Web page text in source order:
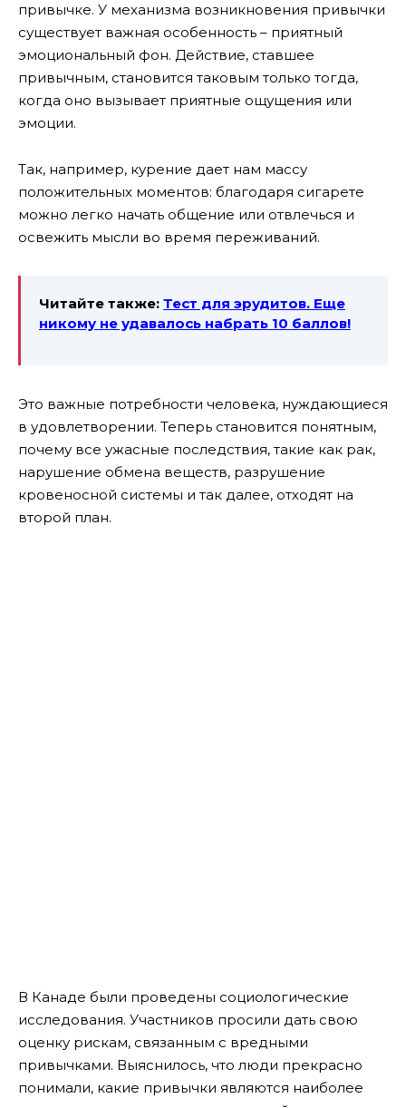
привычке. У механизма возникновения привычки
существует важная особенность – приятный
эмоциональный фон. Действие, ставшее
привычным, становится таковым только тогда,
когда оно вызывает приятные ощущения или
эмоции.
Так, например, курение дает нам массу
положительных моментов: благодаря сигарете
можно легко начать общение или отвлечься и
освежить мысли во время переживаний.
Читайте также: Тест для эрудитов. Еще
никому не удавалось набрать 10 баллов!
Это важные потребности человека, нуждающиеся
в удовлетворении. Теперь становится понятным,
почему все ужасные последствия, такие как рак,
нарушение обмена веществ, разрушение
кровеносной системы и так далее, отходят на
второй план.
В Канаде были проведены социологические
исследования. Участников просили дать свою
оценку рискам, связанным с вредными
привычками. Выяснилось, что люди прекрасно
понимали, какие привычки являются наиболее